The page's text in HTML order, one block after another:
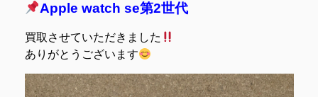
Apple watch se第2世代
買取させていただきました
ありがとうございます